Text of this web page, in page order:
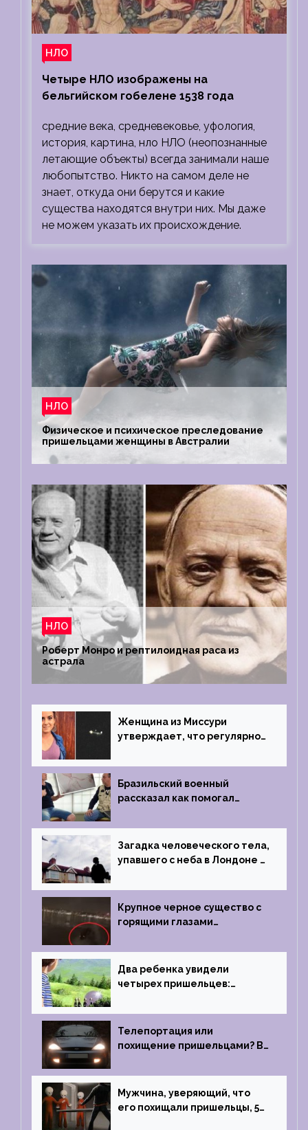
НЛО
Четыре НЛО изображены на
бельгийском гобелене 1538 года
средние века, средневековье, уфология,
история, картина, нло НЛО (неопознанные
летающие объекты) всегда занимали наше
любопытство. Никто на самом деле не
знает, откуда они берутся и какие
существа находятся внутри них. Мы даже
не можем указать их происхождение.
НЛО
Физическое и психическое преследование
пришельцами женщины в Австралии
НЛО
Роберт Монро и рептилоидная раса из
астрала
Женщина из Миссури
утверждает, что регулярно
инопланетянами
Бразильский военный
рассказал как помогал
1996 году
Загадка человеческого тела,
упавшего с неба в Лондоне в
Крупное черное существо с
горящими глазами
Два ребенка увидели
четырех пришельцев:
1967 году
Телепортация или
похищение пришельцами? В
случай произошел с семьей
из Аргентины
Мужчина, уверяющий, что
его похищали пришельцы, 5